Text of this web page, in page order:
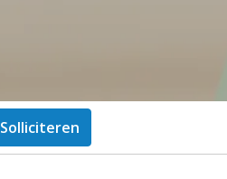
Solliciteren